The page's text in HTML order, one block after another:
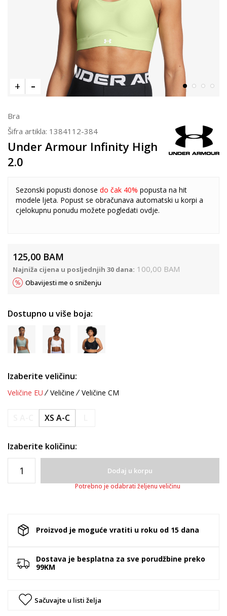
Bra
Šifra artikla: 1384112-384
Under Armour Infinity High
2.0
Sezonski popusti donose do čak 40% popusta na hit
modele ljeta. Popust se obračunava automatski u korpi a
cjelokupnu ponudu možete pogledati ovdje.
125,00 BAM
Najniža cijena u posljednjih 30 dana: 100,00 BAM
Obavijesti me o sniženju
Dostupno u više boja:
Izaberite veličinu:
Veličine EU Veličine Veličine CM
XS A-C
Izaberite količinu:
Dodaj u korpu
Potrebno je odabrati željenu veličinu
Proizvod je moguće vratiti u roku od 15 dana
Dostava je besplatna za sve porudžbine preko
99KM
Sačuvajte u listi želja